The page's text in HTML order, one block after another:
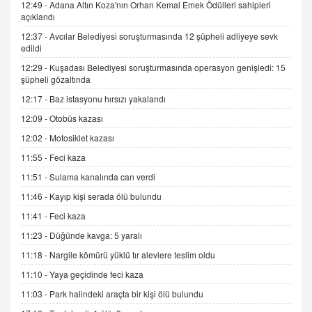
İNCİ GÜL AKÖL
06.07.2026 13:00
ADEM AKÖL
Esed Destekçilerinin Yüzüne Vurulan Şamar:
Sednaya
11.12.2024 12:30
DR. EKREM ASLAN
Gerçek Ne, Algı Ne? "Beraber Yürüyoruz"
Cümlesinin Peşinden
19.07.2025 12:45
GÖNÜL MENEKŞE
Şifacının Yolu
04.11.2025 12:56
AV. RÜMEYSA ÖZKALE
Kira Uyuşmazlıklarında Dava Açmadan Önce
12:49 -Adana Altın Koza'nın Orhan Kemal Emek Ödülleri sahipleri
açıklandı
12:37 -Avcılar Belediyesi soruşturmasında 12 şüpheli adliyeye sevk
edildi
12:29 - Kuşadası Belediyesi soruşturmasında operasyon genişledi: 15
şüpheli gözaltında
12:17 - Baz istasyonu hırsızı yakalandı
12:09 -Otobüs kazası
12:02 - Motosiklet kazası
11:55 - Feci kaza
11:51 -Sulama kanalında can verdi
11:46 - Kayıp kişi serada ölü bulundu
11:41 - Feci kaza
11:23 - Düğünde kavga: 5 yaralı
11:18 - Nargile kömürü yüklü tır alevlere teslim oldu
11:10 -Yaya geçidinde feci kaza
11:03 - Park halindeki araçta bir kişi ölü bulundu